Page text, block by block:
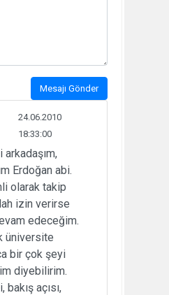
Mesajı Gönder
24.06.2010
18:33:00
Erdoğan abi.
olarak takip
izin verirse
edeceğim.
üniversite
bir çok şeyi
diyebilirim.
açısı,